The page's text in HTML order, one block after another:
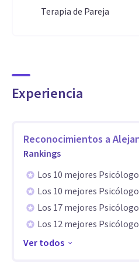
sufrimiento y alcanzan
Especialidades:
• Dificultades en relaciones
• Terapia de pareja
• Búsqueda de pareja y
• Crisis vitales y procesos de
Atiendo de forma presencial y
Terapia de Pareja
Experiencia
Reconocimientos a
Rankings
Los 10 mejores
Los 10 mejores
Los 17 mejores
Los 12 mejores
Ver todos